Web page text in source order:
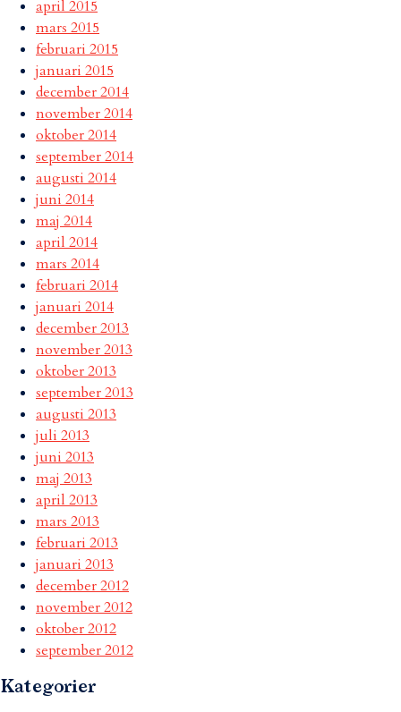
april 2015
mars 2015
februari 2015
januari 2015
december 2014
november 2014
oktober 2014
september 2014
augusti 2014
juni 2014
maj 2014
april 2014
mars 2014
februari 2014
januari 2014
december 2013
november 2013
oktober 2013
september 2013
augusti 2013
juli 2013
juni 2013
maj 2013
april 2013
mars 2013
februari 2013
januari 2013
december 2012
november 2012
oktober 2012
september 2012
Kategorier